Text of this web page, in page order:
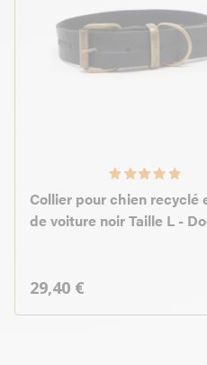
Collier pour chien recyclé
de voiture noir Taille L -
29,40 €